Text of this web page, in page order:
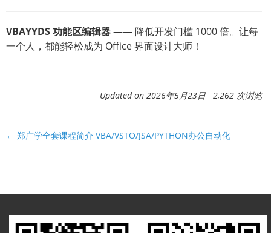
VBAYYDS 功能区编辑器—— 降低开发门槛 1000 倍。让每
一个人，都能轻松成为 Office 界面设计大师！
Updated on 2026年5月23日 2,262 次浏览
文
← 郑广学全套课程简介 VBA/VSTO/JSA/PYTHON办公自动化